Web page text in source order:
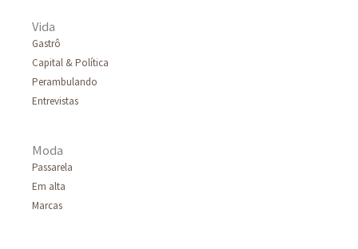
Vida
Gastrô
Capital & Política
Perambulando
Entrevistas
Moda
Passarela
Em alta
Marcas